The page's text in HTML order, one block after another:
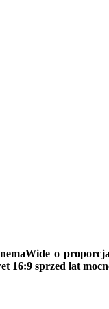
o
16:9 sprzed lat